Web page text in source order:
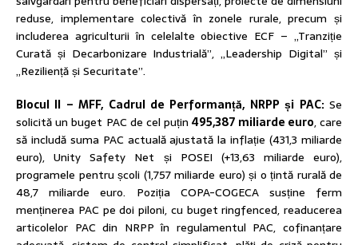
reduse, implementare colectivă în zonele rurale, precum și
includerea agriculturii în celelalte obiective ECF – „Tranziție
Curată și Decarbonizare Industrială”, „Leadership Digital” și
„Reziliență și Securitate”.
Blocul II – MFF, Cadrul de Performanță, NRPP și PAC: Se
solicită un buget PAC de cel puțin495,387 miliarde euro, care
să includă suma PAC actuală ajustată la inflație (431,3 miliarde
euro), Unity Safety Net și POSEI (+13,63 miliarde euro),
programele pentru școli (1,757 miliarde euro) și o țintă rurală de
48,7 miliarde euro. Poziția COPA-COGECA susține ferm
menținerea PAC pe doi piloni, cu buget ringfenced, readucerea
articolelor PAC din NRPP în regulamentul PAC, cofinanțare